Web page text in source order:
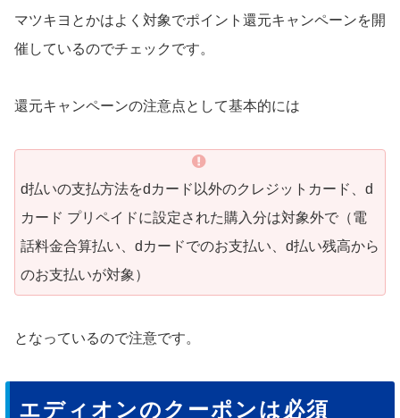
マツキヨとかはよく対象でポイント還元キャンペーンを開
催しているのでチェックです。
還元キャンペーンの注意点として基本的には
d払いの支払方法をdカード以外のクレジットカード、d
カード プリペイドに設定された購入分は対象外で（電
話料金合算払い、dカードでのお支払い、d払い残高から
のお支払いが対象）
となっているので注意です。
エディオンのクーポンは必須